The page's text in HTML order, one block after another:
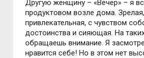
Другую женщину – «Вечер» – я
продуктовом возле дома. Зрелая,
привлекательная, с чувством
достоинства и сияющая. На
обращаешь внимание. Я
нравится себе! Но в этом нет